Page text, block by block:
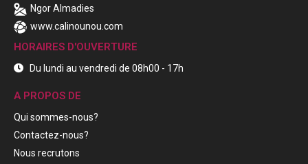
Ngor Almadies
www.calinounou.com
HORAIRES D'OUVERTURE
Du lundi au vendredi de 08h00 - 17h
A PROPOS DE
Qui sommes-nous?
Contactez-nous?
Nous recrutons